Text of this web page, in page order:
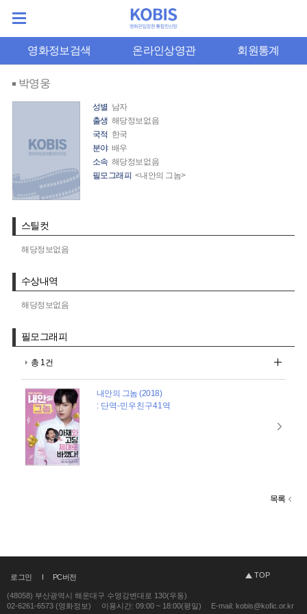
영화정보검색 온라인상영관 회원통계
박영웅
성별 남자
출생 해당정보없음
국적 한국
분야 배우
소속 해당정보없음
필모그래피 <내안의 그놈>
스틸컷
해당정보없음
수상내역
해당정보없음
필모그래피
총 1건
내안의 그놈 (2018)
: 단역-민우친구41역
목록
로그인 PC버전 TOP
(48058) 부산광역시 해운대구 수영강변대로 130(우동)
02-6261-6573 (영화정보)
이용시간: 09:00 ~ 18:00(평일) E-mail: kobis@kofic.or.kr